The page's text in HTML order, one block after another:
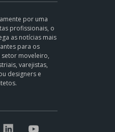
por uma
profissionais, o
as notícias mais
para os
moveleiro,
varejistas,
designers e